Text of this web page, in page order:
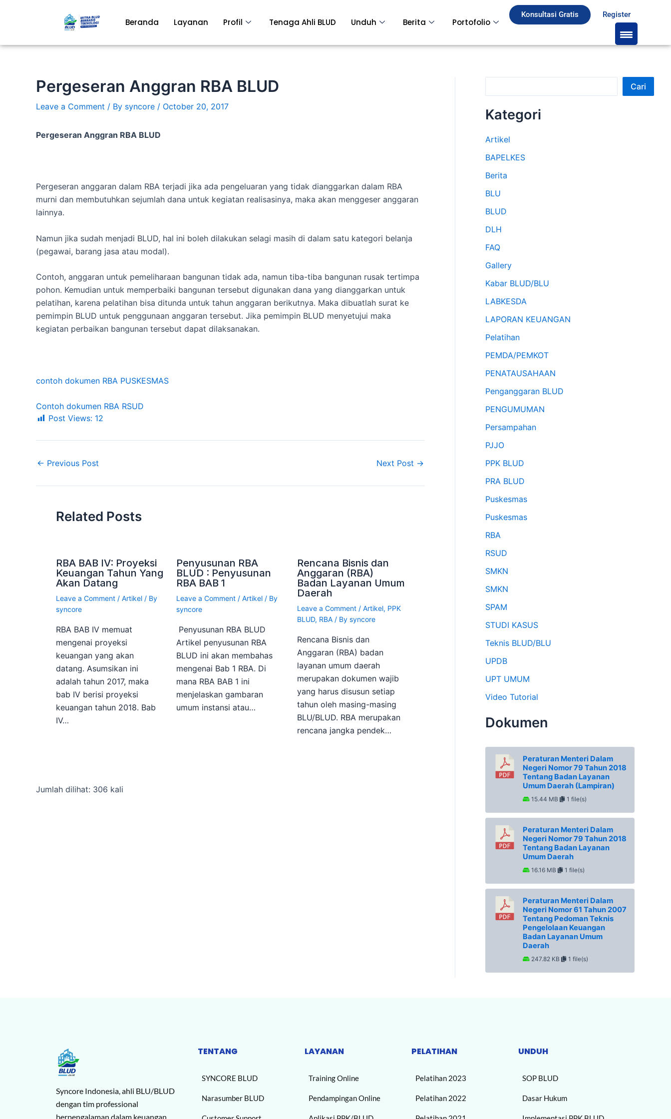
Beranda Layanan Profil Tenaga Ahli BLUD Unduh Berita Portofolio
Konsultasi Gratis Register
Pergeseran Anggran RBA BLUD
Leave a Comment / By syncore / October 20, 2017
Pergeseran Anggran RBA BLUD
Pergeseran anggaran dalam RBA terjadi jika ada pengeluaran yang tidak dianggarkan dalam RBA
murni dan membutuhkan sejumlah dana untuk kegiatan realisasinya, maka akan menggeser anggaran
lainnya.
Namun jika sudah menjadi BLUD, hal ini boleh dilakukan selagi masih di dalam satu kategori belanja
(pegawai, barang jasa atau modal).
Contoh, anggaran untuk pemeliharaan bangunan tidak ada, namun tiba-tiba bangunan rusak tertimpa
pohon. Kemudian untuk memperbaiki bangunan tersebut digunakan dana yang dianggarkan untuk
pelatihan, karena pelatihan bisa ditunda untuk tahun anggaran berikutnya. Maka dibuatlah surat ke
pemimpin BLUD untuk penggunaan anggaran tersebut. Jika pemimpin BLUD menyetujui maka
kegiatan perbaikan bangunan tersebut dapat dilaksanakan.
contoh dokumen RBA PUSKESMAS
Contoh dokumen RBA RSUD
Post Views: 12
← Previous Post Next Post →
Related Posts
RBA BAB IV: Proyeksi
Keuangan Tahun Yang
Akan Datang
Leave a Comment / Artikel / By
syncore
RBA BAB IV memuat
mengenai proyeksi
keuangan yang akan
datang. Asumsikan ini
adalah tahun 2017, maka
bab IV berisi proyeksi
keuangan tahun 2018. Bab
IV…
Penyusunan RBA
BLUD : Penyusunan
RBA BAB 1
Leave a Comment /Artikel / By
syncore
Penyusunan RBA BLUD
Artikel penyusunan RBA
BLUD ini akan membahas
mengenai Bab 1 RBA. Di
mana RBA BAB 1 ini
menjelaskan gambaran
umum instansi atau…
Rencana Bisnis dan
Anggaran (RBA)
Badan Layanan Umum
Daerah
Leave a Comment / Artikel, PPK
BLUD, RBA/ By syncore
Rencana Bisnis dan
Anggaran (RBA) badan
layanan umum daerah
merupakan dokumen wajib
yang harus disusun setiap
tahun oleh masing-masing
BLU/BLUD. RBA merupakan
rencana jangka pendek…
Jumlah dilihat: 306 kali
e
Cari
Kategori
Artikel
BAPELKES
Berita
BLU
BLUD
DLH
FAQ
Gallery
Kabar BLUD/BLU
LABKESDA
LAPORAN KEUANGAN
Pelatihan
PEMDA/PEMKOT
PENATAUSAHAAN
Penganggaran BLUD
PENGUMUMAN
Persampahan
PJJO
PPK BLUD
PRA BLUD
Puskesmas
Puskesmas
RBA
RSUD
SMKN
SMKN
SPAM
STUDI KASUS
Teknis BLUD/BLU
UPDB
UPT UMUM
Video Tutorial
Dokumen
Peraturan Menteri Dalam
Negeri Nomor 79 Tahun 2018
Tentang Badan Layanan
Umum Daerah (Lampiran)
15.44 MB 1 file(s)
Peraturan Menteri Dalam
Negeri Nomor 79 Tahun 2018
Tentang Badan Layanan
Umum Daerah
16.16 MB 1 file(s)
Peraturan Menteri Dalam
Negeri Nomor 61 Tahun 2007
Tentang Pedoman Teknis
Pengelolaan Keuangan
Badan Layanan Umum
Daerah
247.82 KB 1 file(s)
Syncore Indonesia, ahli BLU/BLUD
dengan tim professional
berpengalaman dalam keuangan,
TENTANG
SYNCORE BLUD
Narasumber BLUD
LAYANAN
Training Online
Pendampingan Online
PELATIHAN
Pelatihan 2023
Pelatihan 2022
UNDUH
SOP BLUD
Dasar Hukum